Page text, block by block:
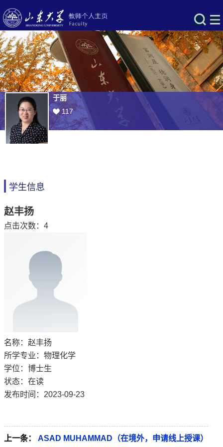
于丽
117
学生信息
赵丰扬
点击次数： 4
名称：赵丰扬
所学专业：物理化学
学位：博士生
状态：在读
发布时间：2023-09-23
上一条： ASAD MUHAMMAD（在境外，申请线上授课）